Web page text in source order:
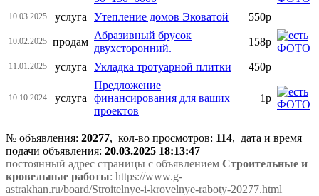
10.03.2025 услуга Утепление домов Эковатой 550р
10.02.2025 продам
Абразивный брусок
двухсторонний.
158р
11.01.2025 услуга Укладка тротуарной плитки 450р
10.10.2024 услуга
Предложение
финансирования для ваших
проектов
1р
№ объявления: 20277, кол-во просмотров: 114, дата и время
подачи объявления: 20.03.2025 18:13:47
постоянный адрес страницы с объявлением Строительные и
кровельные работы: https://www.g-
astrakhan.ru/board/Stroitelnye-i-krovelnye-raboty-20277.html